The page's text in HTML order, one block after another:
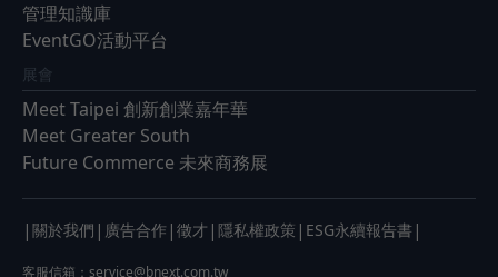
管理知識庫
EventGO活動平台
展會
Meet Taipei 創新創業嘉年華
Meet Greater South
Future Commerce 未來商務展
| 關於我們 | 廣告合作 | 徵才 | 隱私權政策 | ESG永續報告書 |
客服信箱： service@bnext.com.tw